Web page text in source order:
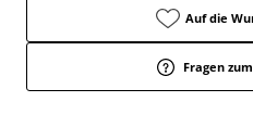
Auf die
Fragen